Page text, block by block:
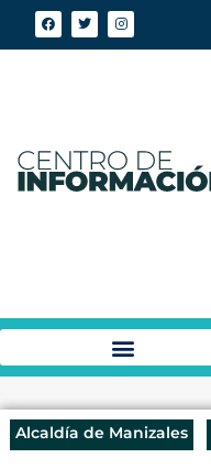
Alcaldía de Manizales